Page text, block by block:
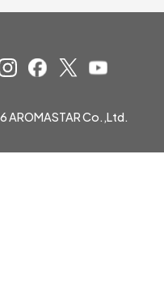
AROMASTAR Co.,Ltd.